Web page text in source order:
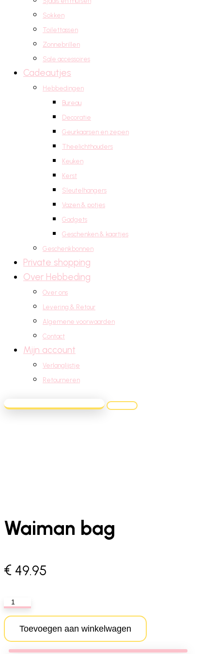
Sokken
Toilettassen
Zonnebrillen
Sale accessoires
Cadeautjes
Hebbedingen
Bureau
Decoratie
Geurkaarsen en zepen
Theelichthouders
Keuken
Kerst
Sleutelhangers
Vazen & potjes
Gadgets
Geschenken & kaartjes
Geschenkbonnen
Private shopping
Over Hebbeding
Over ons
Levering & Retour
Algemene voorwaarden
Contact
Mijn account
Verlanglijstje
Retourneren
Waiman bag
€ 49.95
Waiman
bag
aantalToevoegen aan winkelwagen